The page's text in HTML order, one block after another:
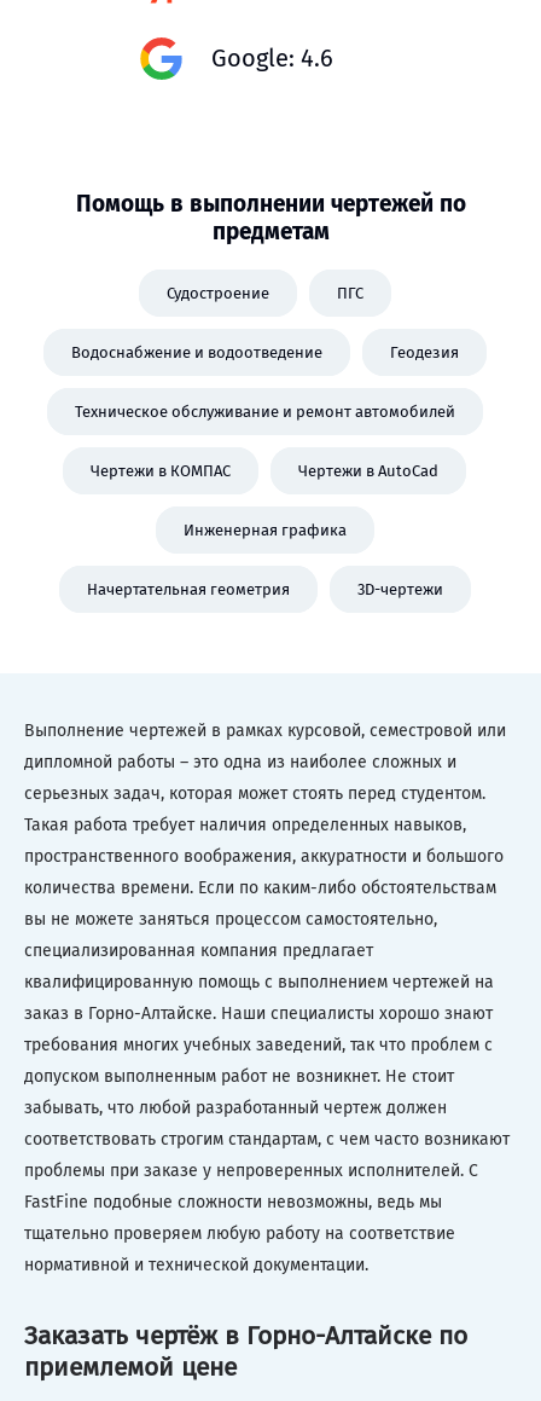
Google: 4.6
Помощь в выполнении чертежей по
предметам
Судостроение ПГС
Водоснабжение и водоотведение Геодезия
Техническое обслуживание и ремонт автомобилей
Чертежи в КОМПАС Чертежи в AutoCad
Инженерная графика
Начертательная геометрия 3D-чертежи
Выполнение чертежей в рамках курсовой, семестровой или
дипломной работы – это одна из наиболее сложных и
серьезных задач, которая может стоять перед студентом.
Такая работа требует наличия определенных навыков,
пространственного воображения, аккуратности и большого
количества времени. Если по каким-либо обстоятельствам
вы не можете заняться процессом самостоятельно,
специализированная компания предлагает
квалифицированную помощь с выполнением чертежей на
заказ в Горно-Алтайске. Наши специалисты хорошо знают
требования многих учебных заведений, так что проблем с
допуском выполненным работ не возникнет. Не стоит
забывать, что любой разработанный чертеж должен
соответствовать строгим стандартам, с чем часто возникают
проблемы при заказе у непроверенных исполнителей. С
FastFine подобные сложности невозможны, ведь мы
тщательно проверяем любую работу на соответствие
нормативной и технической документации.
Заказать чертёж в Горно-Алтайске по
приемлемой цене